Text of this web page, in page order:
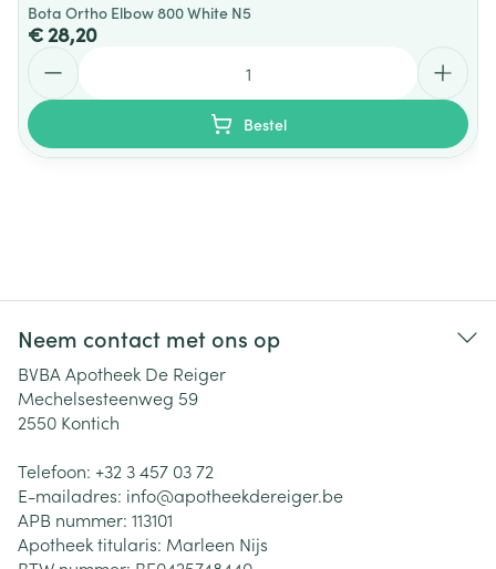
Bota Ortho Elbow 800 White N5
€ 28,20
Bestel
Neem contact met ons op
BVBA Apotheek De Reiger
Mechelsesteenweg 59
2550 Kontich
Telefoon: +32 3 457 03 72
E-mailadres: info@apotheekdereiger.be
APB nummer: 113101
Apotheek titularis: Marleen Nijs